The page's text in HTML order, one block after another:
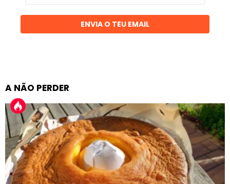
email
ENVIA O TEU EMAIL
A NÃO PERDER